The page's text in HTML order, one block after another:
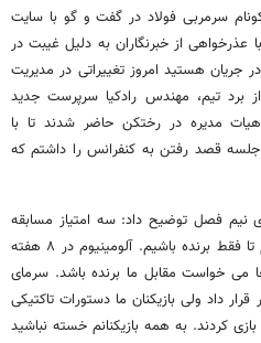
سرمربی فولاد در گفت و گو با سایت
عذرخواهی از خبرنگاران به دلیل غیبت در
جریان هستید امروز تغییراتی در مدیریت
برد تیم، مهندس رادکیا سرپرست جدید
مدیره در رختکن حاضر شدند تا با
قصد رفتن به کنفرانس را داشتم که
نیم فصل توضیح داد: سه امتیاز مسابقه
برایمان حیاتی بود. به اراک آمده بودیم تا فقط برنده باشیم. آلومینیوم در ۸ هفته
خواست مقابل ما برنده باشد. سرمای
داد ولی بازیکنان ما دستورات تاکتیکی
کردند. به همه بازیکنانم خسته نباشید